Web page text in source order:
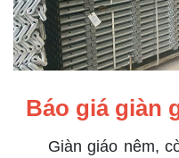
Báo giá giàn
Giàn giáo nêm,